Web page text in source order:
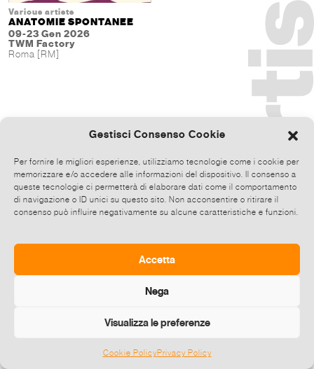
Gestisci Consenso Cookie
Per fornire le migliori esperienze, utilizziamo tecnologie come i cookie per
memorizzare e/o accedere alle informazioni del dispositivo. Il consenso a
queste tecnologie ci permetterà di elaborare dati come il comportamento
di navigazione o ID unici su questo sito. Non acconsentire o ritirare il
consenso può influire negativamente su alcune caratteristiche e funzioni.
Accetta
Nega
Visualizza le preferenze
Cookie PolicyPrivacy Policy
Various artists
ANATOMIE SPONTANEE
09-23 Gen 2026
TWM Factory
Roma [RM]
©2026 E-zine